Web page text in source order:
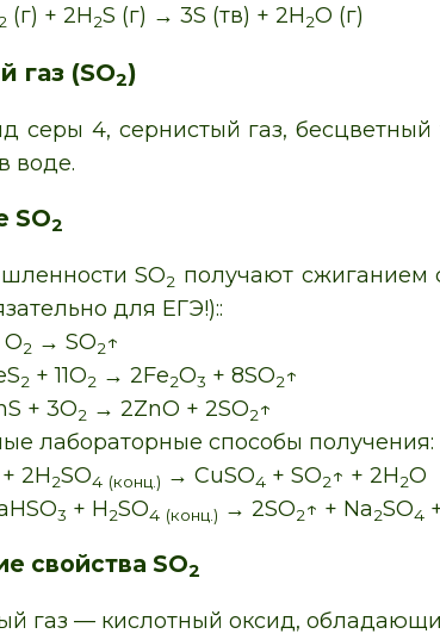
2 (г) + 2H2S (г) → 3S (тв) + 2H2O (г)
газ (SO2)
серы 4, сернистый газ,
воде.
SO2
SO2 получают
для ЕГЭ!)::
O2 → SO2↑
2 + 11O2 → 2Fe2O3 + 8SO2↑
+ 3O2 → 2ZnO + 2SO2↑
лабораторные способы получения:
2H2SO4 (конц.) → CuSO4 + SO2↑ + 2H2O
3 + H2SO4 (конц.) → 2SO2↑ + Na2SO4
свойства SO2
газ — кислотный оксид,